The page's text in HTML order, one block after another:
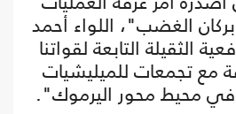
الغضب"، اللواء أحمد
الثقيلة التابعة لقواتنا
مع تجمعات للميليشيات
في محيط محور اليرموك".